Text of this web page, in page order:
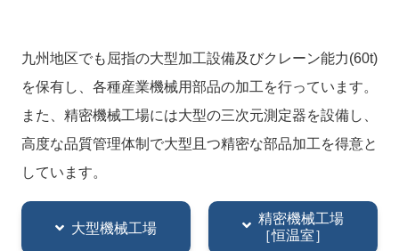
九州地区でも屈指の大型加工設備及びクレーン能力(60t)
を保有し、各種産業機械用部品の加工を行っています。
また、精密機械工場には大型の三次元測定器を設備し、
高度な品質管理体制で大型且つ精密な部品加工を得意と
しています。
大型機械工場
精密機械工場
［恒温室］